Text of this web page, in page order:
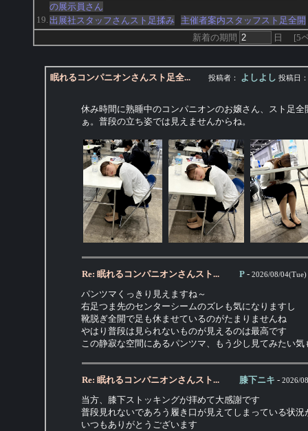
の展示員さん
19. 出展社スタッフさんスト足揉み
主催者案内スタッフスト足全開
新着の期間
日 [5
眠れるコンパニオンさんスト足全... 投稿者： よしよし 投稿日：
休み時間に熟睡中のコンパニオンのお嬢さん、スト足
ぁ。普段の立ち姿では見えませんからね。
Re: 眠れるコンパニオンさんスト... P - 2026/08/04(Tue)
パンツマくっきり見えますね～
右足つま先のセンターシームのズレも気になりますし
靴脱ぎ全開で足も休ませているのがたまりませんね
やはり普段は見られないものが見えるのは最高です
この静寂な空間にあるパンツマ、もう少し見てみたい気
Re: 眠れるコンパニオンさんスト... 膝下ニキ - 2026/
当方、膝下ストッキングが拝めて大感謝です
普段見れないであろう履き口が見えてしまっている状況
いつもありがとうございます